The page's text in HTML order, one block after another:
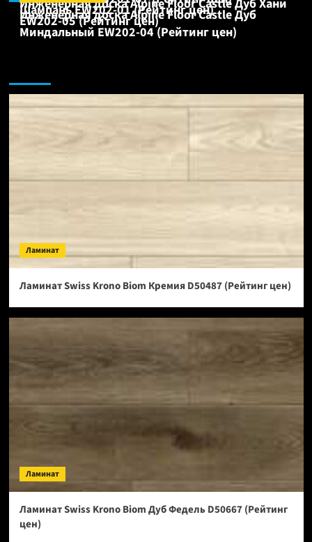
Шампань EW202-01 (Рейтинг цен)
Инженерная доска Alpine Floor Castle Дуб Хани
EW202-05 (Рейтинг цен)
Инженерная доска Alpine Floor Castle Дуб
Миндальный EW202-04 (Рейтинг цен)
Ламинат
Ламинат Swiss Krono Biom Кремия D50487 (Рейтинг цен)
Ламинат
Ламинат Swiss Krono Biom Дуб Федель D50667 (Рейтинг
цен)